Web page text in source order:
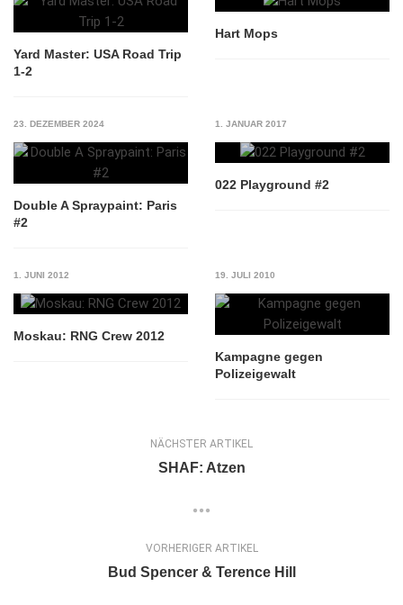
Yard Master: USA Road Trip
1-2
Hart Mops
23. DEZEMBER 2024
Double A Spraypaint: Paris
#2
1. JANUAR 2017
022 Playground #2
1. JUNI 2012
Moskau: RNG Crew 2012
19. JULI 2010
Kampagne gegen
Polizeigewalt
NÄCHSTER ARTIKEL
SHAF: Atzen
VORHERIGER ARTIKEL
Bud Spencer & Terence Hill